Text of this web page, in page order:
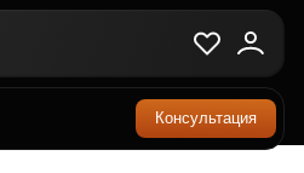
Консультация